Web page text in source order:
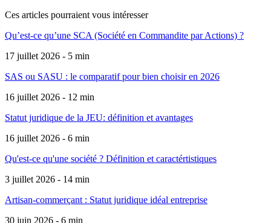
Ces articles pourraient vous intéresser
Qu’est-ce qu’une SCA (Société en Commandite par Actions) ?
17 juillet 2026 - 5 min
SAS ou SASU : le comparatif pour bien choisir en 2026
16 juillet 2026 - 12 min
Statut juridique de la JEU: définition et avantages
16 juillet 2026 - 6 min
Qu'est-ce qu'une société ? Définition et caractértistiques
3 juillet 2026 - 14 min
Artisan-commerçant : Statut juridique idéal entreprise
30 juin 2026 - 6 min